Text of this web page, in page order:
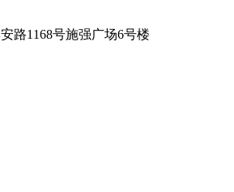
路1168号施强广场6号楼